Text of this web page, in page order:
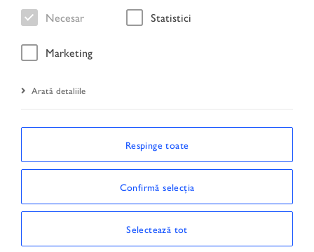
Vehicule
Necesar Statistici
Marketing
Arată detaliile
Respinge toate
Confirmă selecția
Selectează tot